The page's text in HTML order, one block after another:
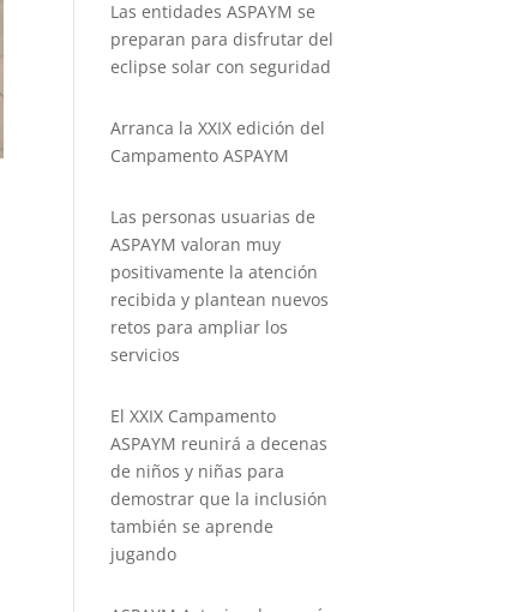
Las entidades ASPAYM se
preparan para disfrutar del
eclipse solar con seguridad
Arranca la XXIX edición del
Campamento ASPAYM
Las personas usuarias de
ASPAYM valoran muy
positivamente la atención
recibida y plantean nuevos
retos para ampliar los
servicios
El XXIX Campamento
ASPAYM reunirá a decenas
de niños y niñas para
demostrar que la inclusión
también se aprende
jugando